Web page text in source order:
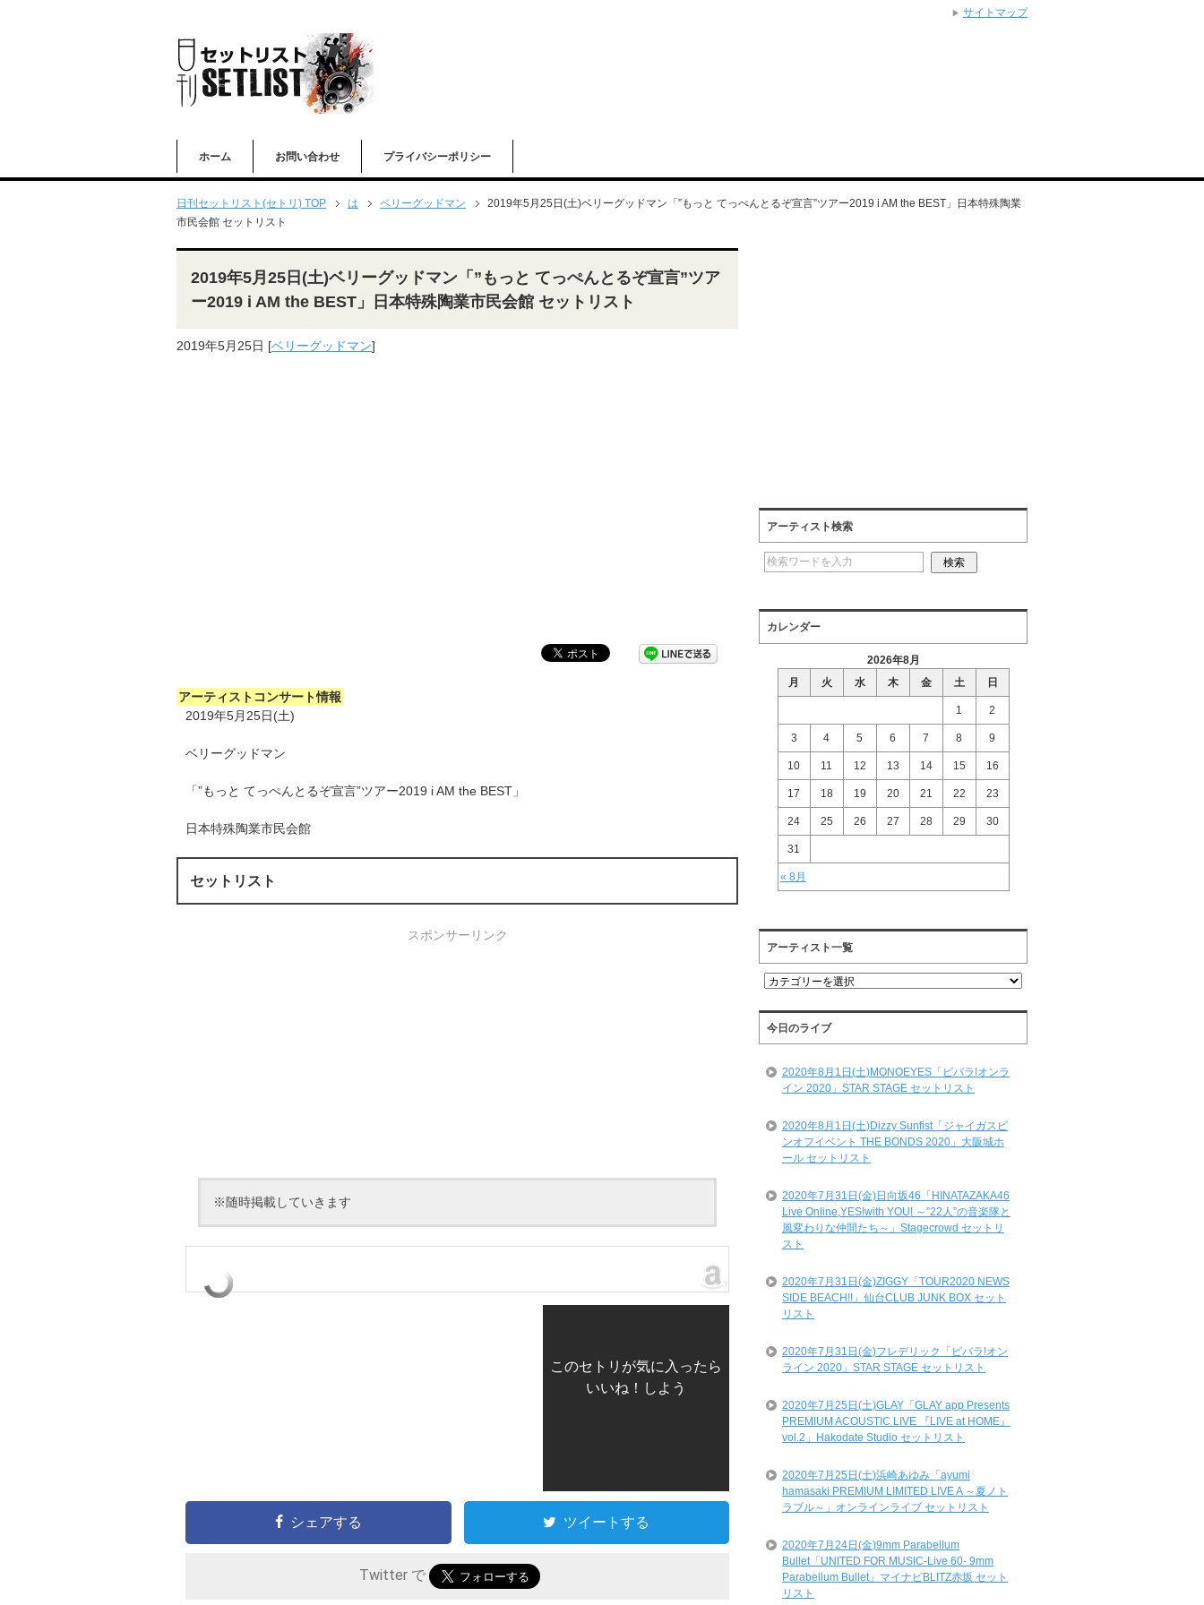
ホーム お問い合わせ プライバシーポリシー
日刊セットリスト(セトリ) TOP は ベリーグッドマン
2019年5月25日(土)ベリーグッドマン「”もっと てっぺんとるぞ宣言”ツアー2019 i AM the BEST」日本特殊陶業
市民会館 セットリスト
2019年5月25日(土)ベリーグッドマン「”もっと てっぺんとるぞ宣言”ツア
ー2019 i AM the BEST」日本特殊陶業市民会館 セットリスト
2019年5月25日 [ベリーグッドマン]
アーティストコンサート情報
2019年5月25日(土)
ベリーグッドマン
「”もっと てっぺんとるぞ宣言”ツアー2019 i AM the BEST」
日本特殊陶業市民会館
セットリスト
スポンサーリンク
※随時掲載していきます
このセトリが気に入ったら
いいね！しよう
シェアする ツイートする
Twitter で
アーティスト検索
カレンダー
2026年8月
月
火 水 木 金 土 日
« 8月
1 2
3 4 5 6 7 8 9
10 11 12 13 14 15 16
17 18 19 20 21 22 23
24 25 26 27 28 29 30
31
アーティスト一覧
ア
テ
ィ
ス
一
今日のライブ
2020年8月1日(土)MONOEYES「ビバラ!オンラ
イン 2020」STAR STAGE セットリスト
2020年8月1日(土)Dizzy Sunfist「ジャイガスピ
ンオフイベント THE BONDS 2020」大阪城ホ
ール セットリスト
2020年7月31日(金)日向坂46「HINATAZAKA46
Live Online,YES!with YOU! ～”22人”の音楽隊と
風変わりな仲間たち～」Stagecrowd セットリ
スト
2020年7月31日(金)ZIGGY「TOUR2020 NEWS
SIDE BEACH!!」仙台CLUB JUNK BOX セット
リスト
2020年7月31日(金)フレデリック「ビバラ!オン
ライン 2020」STAR STAGE セットリスト
2020年7月25日(土)GLAY「GLAY app Presents
PREMIUM ACOUSTIC LIVE 『LIVE at HOME』
vol.2」Hakodate Studio セットリスト
2020年7月25日(土)浜崎あゆみ「ayumi
hamasaki PREMIUM LIMITED LIVE A ～夏ノト
ラブル～」オンラインライブ セットリスト
2020年7月24日(金)9mm Parabellum
Bullet「UNITED FOR MUSIC-Live 60- 9mm
Parabellum Bullet」マイナビBLITZ赤坂 セット
リスト
サイトマップ